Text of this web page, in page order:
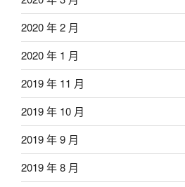
2020 年 2 月
2020 年 1 月
2019 年 11 月
2019 年 10 月
2019 年 9 月
2019 年 8 月